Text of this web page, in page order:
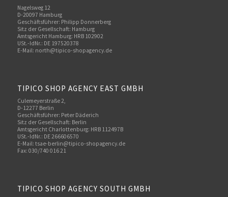
Nagelsweg 12
D-20097 Hamburg
Geschäftsführer: Philipp Donnerberg
Sitz der Gesellschaft: Hamburg
Amtsgericht Hamburg: HRB 102902
USt.-IdNr.: DE 197520378
E-Mail: north@tipico-shopagency.de
TIPICO SHOP AGENCY EAST GMBH
Culemeyerstraße 2,
D-12277 Berlin
Geschäftsführer: Peter Däderich
Sitz der Gesellschaft: Berlin
Amtsgericht Charlottenburg: HRB 112497B
USt.-IdNr.: DE 266606570
E-Mail: tsae-berlin@tipico-shopagency.de
Fax: 030/740 016 21
TIPICO SHOP AGENCY SOUTH GMBH